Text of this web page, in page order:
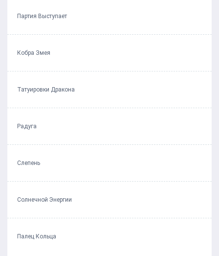
Партия Выступает
Кобра Змея
Татуировки Дракона
Радуга
Слепень
Солнечной Энергии
Палец Кольца